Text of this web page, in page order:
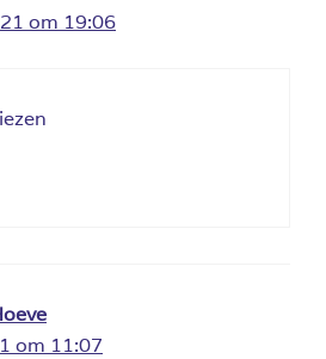
om 19:06
om 11:07